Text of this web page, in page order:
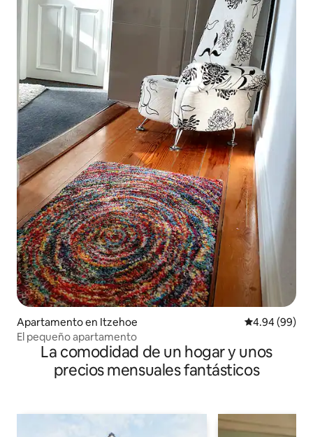
Apartamento en Itzehoe Calificación
4.94 (99)
El pequeño apartamento
La comodidad de un hogar y unos
precios mensuales fantásticos